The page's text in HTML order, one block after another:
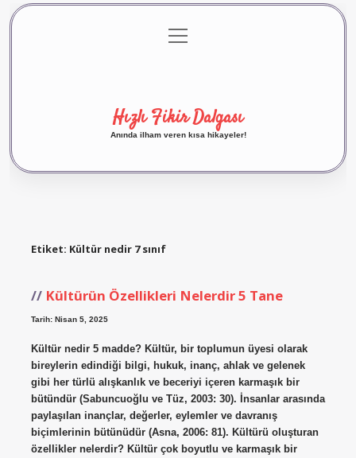
Gizlilik Politikası
menüyü
aç
Hızlı Fikir Dalgası
Anında ilham veren kısa hikayeler!
Etiket: Kültür nedir 7 sınıf
Kültürün Özellikleri Nelerdir 5 Tane
Tarih: Nisan 5, 2025
Kültür nedir 5 madde? Kültür, bir toplumun üyesi olarak
bireylerin edindiği bilgi, hukuk, inanç, ahlak ve gelenek
gibi her türlü alışkanlık ve beceriyi içeren karmaşık bir
bütündür (Sabuncuoğlu ve Tüz, 2003: 30). İnsanlar arasında
paylaşılan inançlar, değerler, eylemler ve davranış
biçimlerinin bütünüdür (Asna, 2006: 81). Kültürü oluşturan
özellikler nelerdir? Kültür çok boyutlu ve karmaşık bir